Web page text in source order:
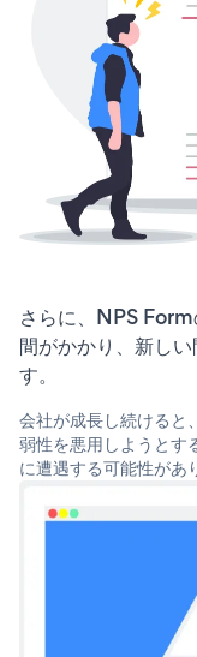
さらに、NPS
間がかかり、新し
す。
会社が成長し続けると
弱性を悪用しようとす
に遭遇する可能性があ